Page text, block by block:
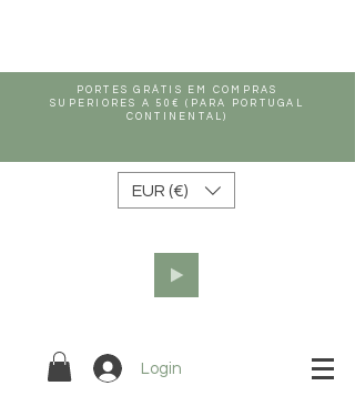
PORTES GRÁTIS EM COMPRAS
SUPERIORES A 50€ (PARA PORTUGAL
CONTINENTAL)
EUR (€)
Login